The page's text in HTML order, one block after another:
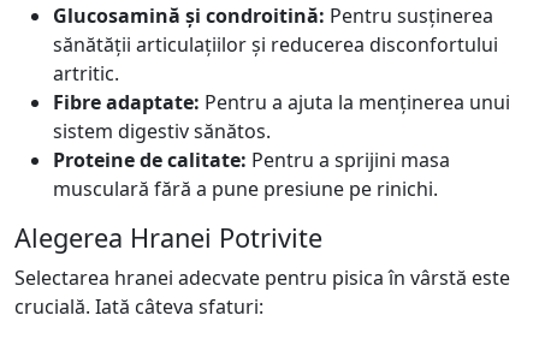
Glucosamină și condroitină: Pentru susținerea
sănătății articulațiilor și reducerea disconfortului
artritic.
Fibre adaptate: Pentru a ajuta la menținerea unui
sistem digestiv sănătos.
Proteine de calitate: Pentru a sprijini masa
musculară fără a pune presiune pe rinichi.
Alegerea Hranei Potrivite
Selectarea hranei adecvate pentru pisica în vârstă este
crucială. Iată câteva sfaturi: